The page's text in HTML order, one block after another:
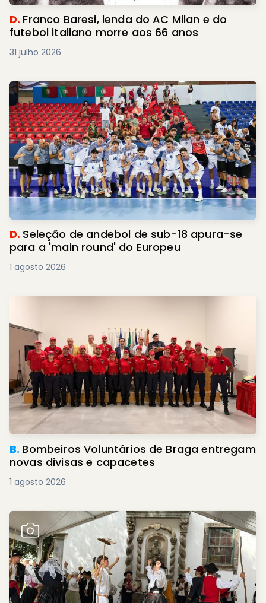
D. Franco Baresi, lenda do AC Milan e do
futebol italiano morre aos 66 anos
31 julho 2026
D. Seleção de andebol de sub-18 apura-se
para a 'main round' do Europeu
1 agosto 2026
B. Bombeiros Voluntários de Braga entregam
novas divisas e capacetes
1 agosto 2026